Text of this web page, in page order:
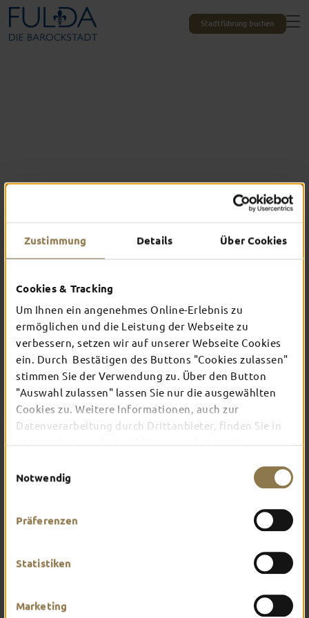
Zustimmung Details Über Cookies
Cookies & Tracking
Um Ihnen ein angenehmes Online-Erlebnis zu
ermöglichen und die Leistung der Webseite zu
verbessern, setzen wir auf unserer Webseite Cookies
ein. Durch Bestätigen des Buttons "Cookies zulassen"
stimmen Sie der Verwendung zu. Über den Button
"Auswahl zulassen" lassen Sie nur die ausgewählten
Cookies zu. Weitere Informationen, auch zur
Datenverarbeitung durch Drittanbieter, finden Sie in
Notwendig
Präferenzen
Statistiken
Marketing
Stadtführung buchen
Pack die Badehose ein!
FÜR
WASSERRATTEN
… und solche, die es werden wollen. Ob
Hallenbad, Freibad oder Therme mit Saunabereich
– Fulda bietet zahlreiche
Schwimmmöglichkeiten. In der Umgebung laden
Badeseen im Sommer zu einer kleinen Abkühlung
ein.